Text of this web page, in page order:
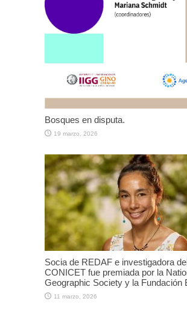
Bosques en disputa.
19 marzo, 2026
Socia de REDAF e investigadora
CONICET fue premiada por la
Geographic Society y la Fundación
11 marzo, 2026